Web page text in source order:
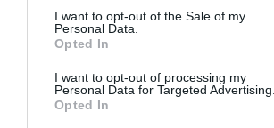
consent section.
I want to opt-out of the Sale of my
Personal Data.
Opted In
I want to opt-out of processing my
Personal Data for Targeted Advertising.
Opted In
DIGITÁLIS TANULÁS
2026. augusztus 07